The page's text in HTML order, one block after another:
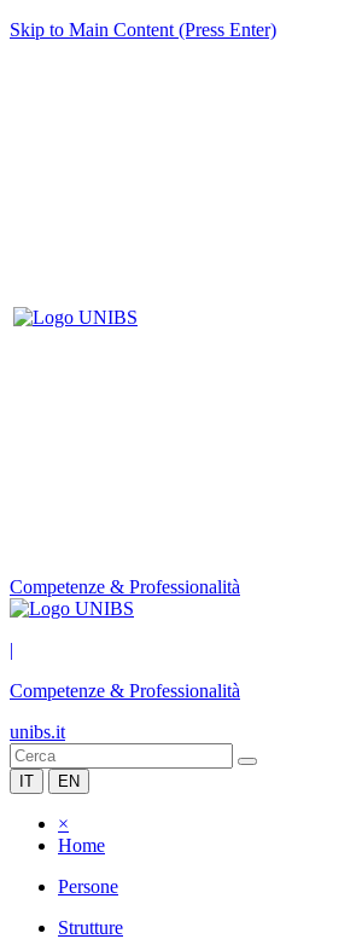
Skip to Main Content (Press Enter)
Competenze & Professionalità
|
Competenze & Professionalità
unibs.it
IT EN
×
Home
Persone
Strutture